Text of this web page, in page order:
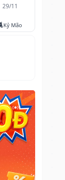
29/11
Kỷ Mão